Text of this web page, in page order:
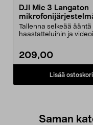
DJI Mic 3 Langaton
mikrofonijärjestelmä
RX)
Tallenna selkeää
haastatteluihin ja
209,00
Lisää
Saman